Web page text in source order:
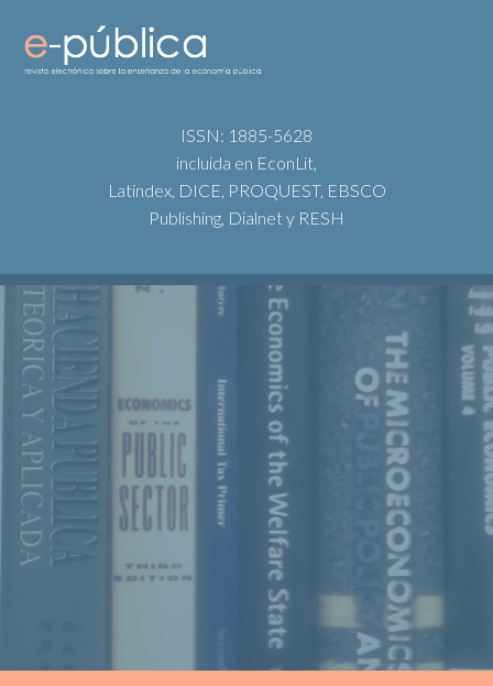
ISSN: 1885-5628
incluida en EconLit,
Latindex, DICE, PROQUEST, EBSCO
Publishing, Dialnet y RESH